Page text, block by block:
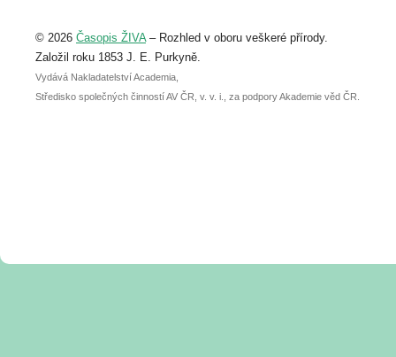
abstraktu přihlášené přednášky nebo
posteru je už 30. června.
© 2026 Časopis ŽIVA– Rozhled v oboru veškeré přírody.
Založil roku 1853 J. E. Purkyně.
Vydává Nakladatelství Academia,
Středisko společných činností AV ČR, v. v. i., za podpory Akademie věd ČR.